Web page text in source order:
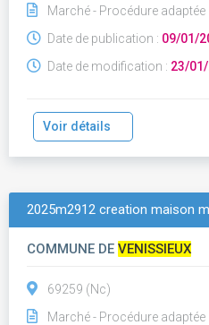
Marché - Procédure adaptée
Date de publication : 09/01/
Date de modification : 23/
Voir détails
2025m2912 creation maison
COMMUNE DE VENISSIEUX
69259 (Nc)
Marché - Procédure adaptée